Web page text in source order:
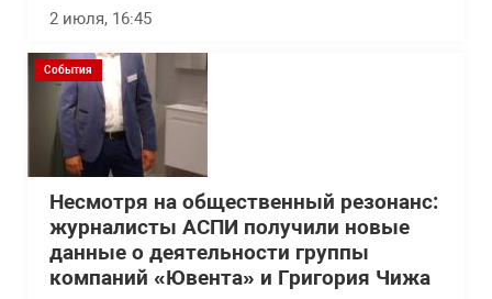
2 июля, 16:45
События
Несмотря на общественный резонанс:
журналисты АСПИ получили новые
данные о деятельности группы
компаний «Ювента» и Григория Чижа